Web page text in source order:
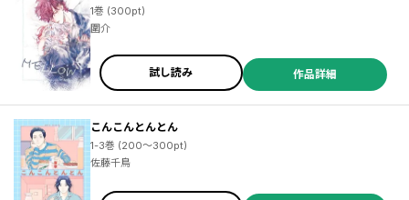
1巻 (300pt)
圍介
試し読み 作品詳細
こんこんとんとん
1-3巻 (200～300pt)
佐藤千鳥